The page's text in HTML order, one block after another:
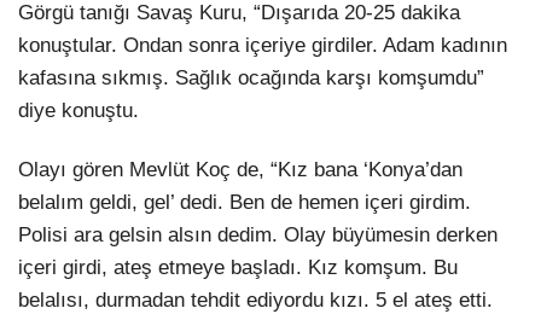
Görgü tanığı Savaş Kuru, “Dışarıda 20-25 dakika
konuştular. Ondan sonra içeriye girdiler. Adam kadının
kafasına sıkmış. Sağlık ocağında karşı komşumdu”
diye konuştu.
Olayı gören Mevlüt Koç de, “Kız bana ‘Konya’dan
belalım geldi, gel’ dedi. Ben de hemen içeri girdim.
Polisi ara gelsin alsın dedim. Olay büyümesin derken
içeri girdi, ateş etmeye başladı. Kız komşum. Bu
belalısı, durmadan tehdit ediyordu kızı. 5 el ateş etti.